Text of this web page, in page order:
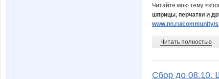
Читайте мою тему
шприцы, перчатки и
www.nn.ru/community/
Читать полностью
Сбор до 08.10.